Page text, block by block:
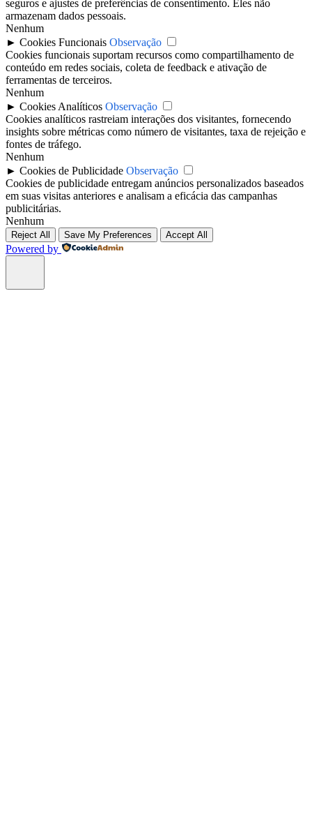
seguros e ajustes de preferências de consentimento. Eles não
armazenam dados pessoais.
Nenhum
► Cookies Funcionais Observação
Cookies funcionais suportam recursos como compartilhamento de
conteúdo em redes sociais, coleta de feedback e ativação de
ferramentas de terceiros.
Nenhum
► Cookies Analíticos Observação
Cookies analíticos rastreiam interações dos visitantes, fornecendo
insights sobre métricas como número de visitantes, taxa de rejeição e
fontes de tráfego.
Nenhum
► Cookies de Publicidade Observação
Cookies de publicidade entregam anúncios personalizados baseados
em suas visitas anteriores e analisam a eficácia das campanhas
publicitárias.
Nenhum
Reject All Save My Preferences Accept All
Powered by